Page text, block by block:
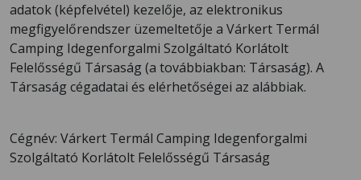
adatok (képfelvétel) kezelője, az elektronikus
megfigyelőrendszer üzemeltetője a Várkert Termál
Camping Idegenforgalmi Szolgáltató Korlátolt
Felelősségű Társaság (a továbbiakban: Társaság). A
Társaság cégadatai és elérhetőségei az alábbiak.
Cégnév: Várkert Termál Camping Idegenforgalmi
Szolgáltató Korlátolt Felelősségű Társaság